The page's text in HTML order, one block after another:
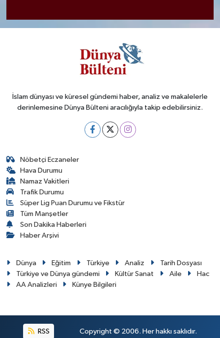
İslam dünyası ve küresel gündemi haber, analiz ve makalelerle
derinlemesine Dünya Bülteni aracılığıyla takip edebilirsiniz.
Nöbetçi Eczaneler
Hava Durumu
Namaz Vakitleri
Trafik Durumu
Süper Lig Puan Durumu ve Fikstür
Tüm Manşetler
Son Dakika Haberleri
Haber Arşivi
Dünya Eğitim Türkiye Analiz
Tarih Dosyası
Türkiye ve Dünya gündemi
Kültür Sanat Aile
Hac
AA Analizleri
Künye Bilgileri
RSS Copyright © 2006. Her hakkı saklıdır.